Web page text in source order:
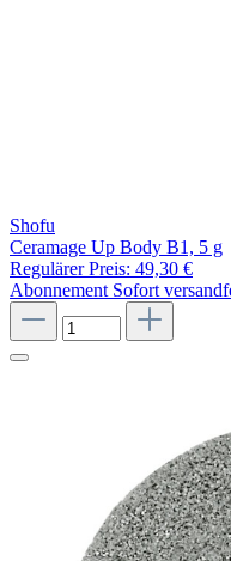
Shofu
Ceramage Up Body B1, 5 g
Regulärer Preis: 49,30 €
Abonnement Sofort